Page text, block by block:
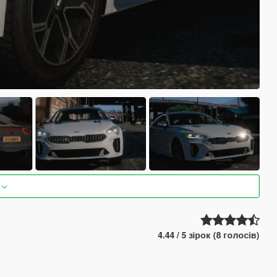
4.44 / 5 зірок (8 голосів)